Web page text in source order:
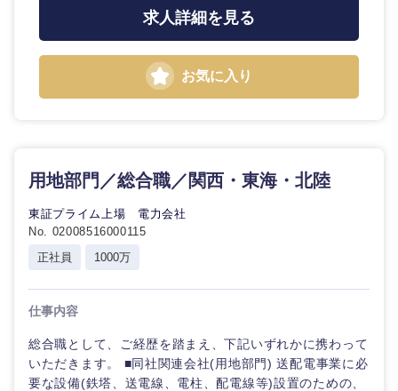
メディカ
門職
建設・施
事務職
建設・施工管理
コンサル・シンクタンク
広告・宣伝・印刷
エンターテイメント
法律・特許事務所・監査法人
その他
甲信越・北陸
山梨県 長野県
求人詳細を見る
お気に入り
用地部門／総合職／関西・東海・北陸
東証プライム上場 電力会社
No. 02008516000115
正社員
1000万
仕事内容
総合職として、ご経歴を踏まえ、下記いずれかに携わって
いただきます。 ■同社関連会社(用地部門) 送配電事業に必
要な設備(鉄塔、送電線、電柱、配電線等)設置のための、